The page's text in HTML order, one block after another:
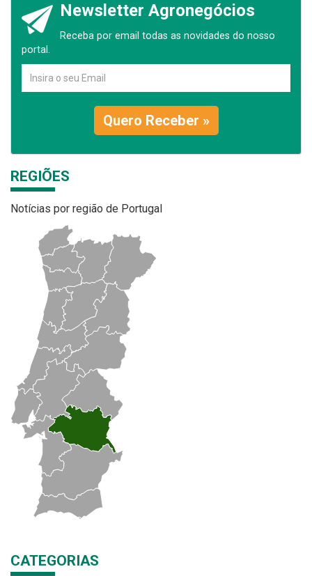
Newsletter Agronegócios
Receba por email todas as novidades do nosso
portal.
Quero Receber »
REGIÕES
Notícias por região de Portugal
CATEGORIAS